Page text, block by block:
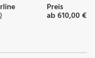
Preis
ab 610,00 €